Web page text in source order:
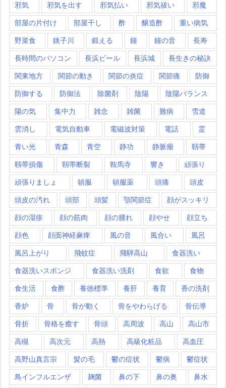
邪気 邪気を出す 邪気払い 邪気祓い 邪魔
部屋の片付け 部屋干し 酢 醸造酢 重い病気
野菜食 銚子川 鍛える 鐘 鐘の音 長寿
長時間のパソコン 長浜ビール 長浜城 長生きの秘訣
関東地方 関節の動き 関節の炎症 関節痛 防御
防御する 防御法 除菌剤 陰陽 陰陽バランス
陽の気 集中力 雑念 雑菌 難病 雪道
雲消し 電気自動車 電磁波対策 電話 霊
青い光 青森 青空 静功 静脈瘤 靱帯
靱帯損傷 靱帯断裂 鞍馬寺 響き 頑張り
頑張りましょ 頓服 頓服薬 頭痛 頭皮
頭皮の汚れ 頭部 頭髪 顎関節症 顔がスッキリ
顔の湿疹 顔の筋肉 顔の腫れ 顔やせ 顔立ち
顔色 顔面神経麻痺 風の音 風合い 風呂
風呂上がり 飛蚊症 飛騨高山 食器洗い
食器洗いスポンジ 食器洗い洗剤 食欲 食物
食生活 食酢 養徳標準 養肝 養育 香の洗剤
香炉 骨 骨が動く 骨をやわらげる 骨伝導
骨折 骨格を癒す 骨頭 高周波 高山 高山市
高槻 高次元 高熱 高級化粧品 高血圧
高野山真言宗 髪の毛 鬱の症状 鬱病 鬱症状
鳥インフルエンザ 麹菌 鼻の下 鼻の奥 鼻水